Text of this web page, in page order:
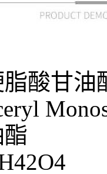
酸甘油